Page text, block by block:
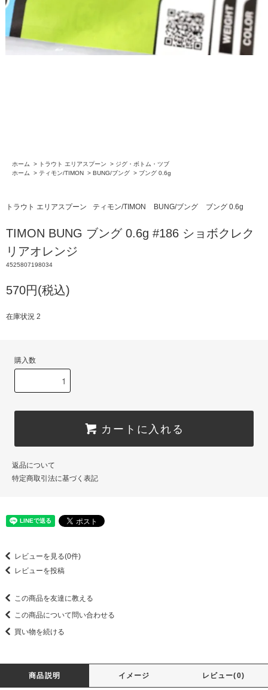
ホーム > トラウト エリアスプーン > ジグ・ボトム・ツブ
ホーム
> ティモン/TIMON > BUNG/ブング > ブング 0.6g
トラウト エリアスプーン ティモン/TIMON BUNG/ブング ブング 0.6g
TIMON BUNG ブング 0.6g #186 ショボクレク
リアオレンジ
4525807198034
570円(税込)
在庫状況 2
購入数
カートに入れる
返品について
特定商取引法に基づく表記
レビューを見る(0件)
レビューを投稿
この商品を友達に教える
この商品について問い合わせる
買い物を続ける
商品説明 イメージ レビュー(0)